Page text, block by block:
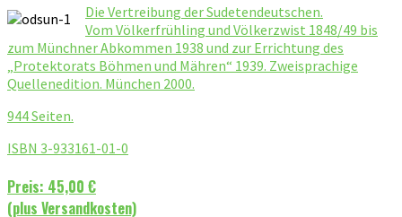
Die Vertreibung der Sudetendeutschen.
Vom Völkerfrühling und Völkerzwist 1848/49 bis
zum Münchner Abkommen 1938 und zur Errichtung des
„Protektorats Böhmen und Mähren“ 1939. Zweisprachige
Quellenedition. München 2000.
944 Seiten.
ISBN 3-933161-01-0
Preis: 45,00 €
(plus Versandkosten)